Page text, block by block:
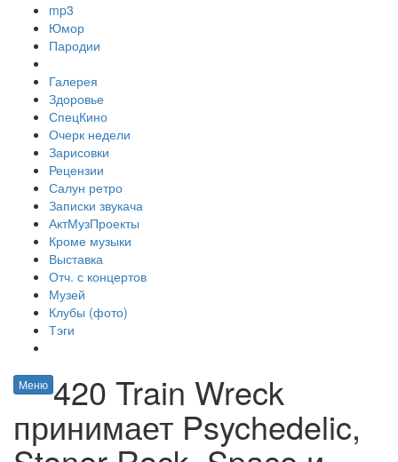
mp3
Юмор
Пародии
Галерея
Здоровье
СпецКино
Очерк недели
Зарисовки
Рецензии
Салун ретро
Записки звукача
АктМузПроекты
Кроме музыки
Выставка
Отч. с концертов
Музей
Клубы (фото)
Тэги
Меню 420 Train Wreck
принимает Psychedelic,